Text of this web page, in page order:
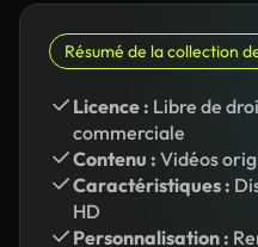
Résumé de la collection
Licence : Libre de
commerciale
Contenu : Vidéos
Caractéristiques :
HD
Personnalisation :